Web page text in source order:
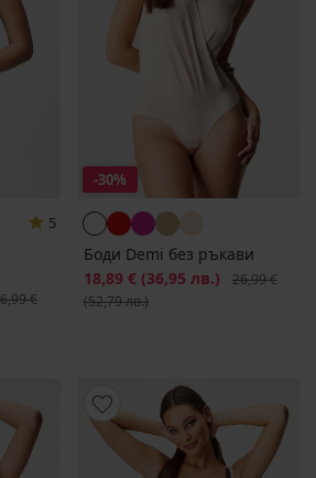
5
цена
€
-30%
Боди Demi без ръкави
Намаление
18,89 € (36,95 лв.)
26,99 €
(52,79 лв.)